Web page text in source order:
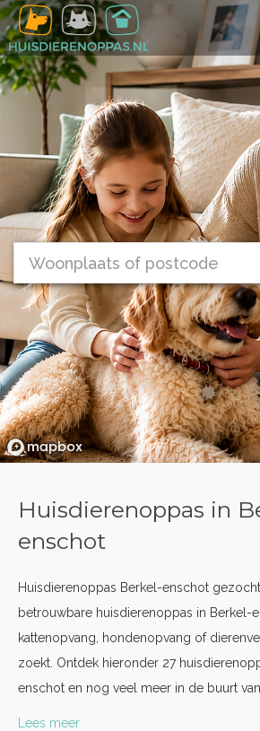
Huisdierenoppas in
enschot
Huisdierenoppas Berkel-enschot
betrouwbare huisdierenoppas in Berkel-
kattenopvang, hondenopvang of
zoekt. Ontdek hieronder 27
enschot en nog veel meer in de buurt
Lees meer